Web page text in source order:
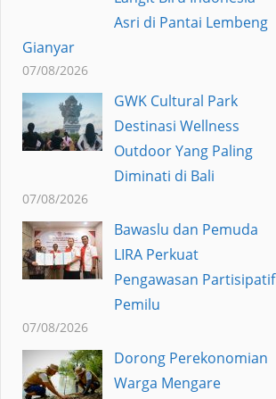
Asri di Pantai Lembeng
Gianyar
07/08/2026
GWK Cultural Park
Destinasi Wellness
Outdoor Yang Paling
Diminati di Bali
07/08/2026
Bawaslu dan Pemuda
LIRA Perkuat
Pengawasan Partisipatif
Pemilu
07/08/2026
Dorong Perekonomian
Warga Mengare